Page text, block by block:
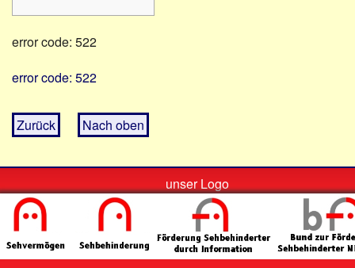
error code: 522
error code: 522
Zurück Nach oben
unser Logo